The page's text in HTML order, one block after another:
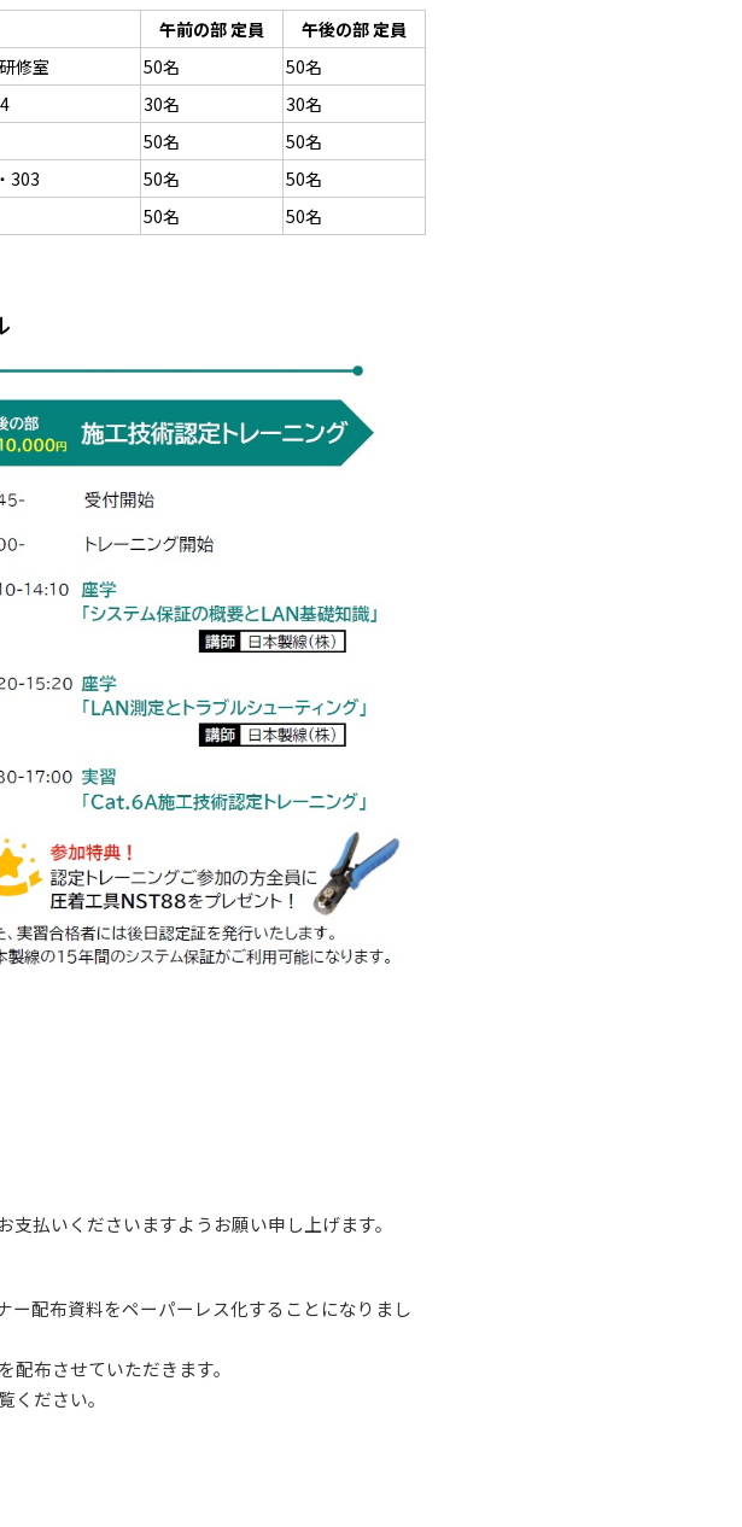
午前の部 定員
午後の部 定員
修室 50名
50名
30名
30名
50名
50名
303 50名
50名
50名 50名
払いくださいますようお願い申し上げます。
配布資料をペーパーレス化することになりまし
布させていただきます。
ださい。